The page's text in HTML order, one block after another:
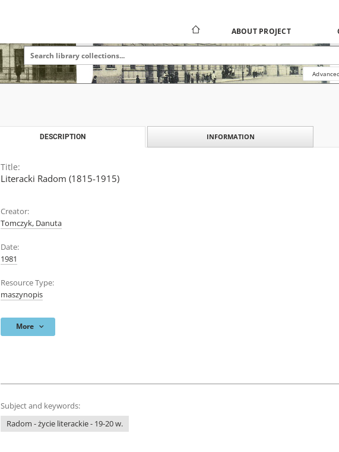
ABOUT PROJECT
DESCRIPTION INFORMATION
Title:
Literacki Radom (1815-1915)
Creator:
Tomczyk, Danuta
Date:
1981
Resource Type:
maszynopis
More
Subject and keywords:
Radom - życie literackie - 19-20 w.